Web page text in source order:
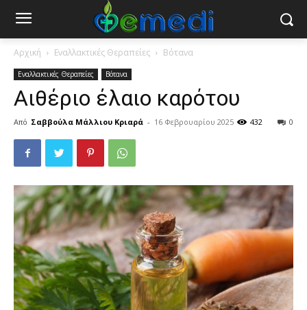
Αρχική Εναλλακτικές Θεραπείες Βότανα
Εναλλακτικές Θεραπείες Βότανα
Αιθέριο έλαιο καρότου
Από Σαββούλα Μάλλιου Κριαρά - 16 Φεβρουαρίου 2025 0
432